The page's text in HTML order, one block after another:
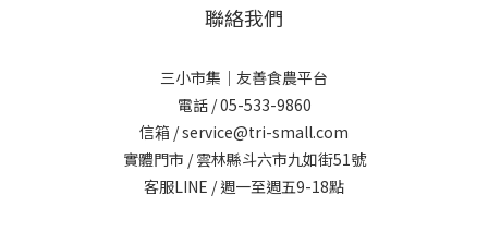
聯絡我們
三小市集｜友善食農平台
電話 / 05-533-9860
信箱 / service@tri-small.com
實體門市 / 雲林縣斗六市九如街51號
客服LINE / 週一至週五9-18點